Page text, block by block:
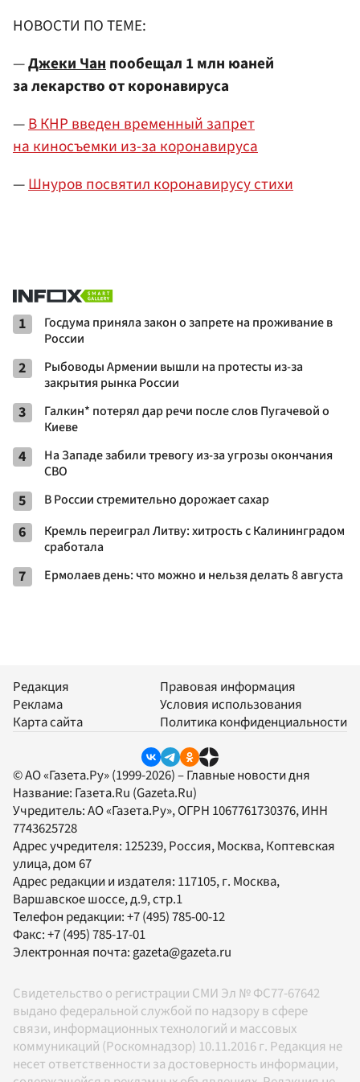
НОВОСТИ ПО ТЕМЕ:
—Джеки Чанпообещал 1 млн юаней
за лекарство от коронавируса
—В КНР введен временный запрет
на киносъемки из-за коронавируса
—Шнуров посвятил коронавирусу стихи
1
Госдума приняла закон о запрете на проживание в
России
2
Рыбоводы Армении вышли на протесты из-за
закрытия рынка России
3
Галкин* потерял дар речи после слов Пугачевой о
Киеве
4
На Западе забили тревогу из-за угрозы окончания
СВО
5 В России стремительно дорожает сахар
6
Кремль переиграл Литву: хитрость с Калининградом
сработала
7 Ермолаев день: что можно и нельзя делать 8 августа
Редакция
Реклама
Карта сайта
Правовая информация
Условия использования
Политика конфиденциальности
© АО «Газета.Ру» (1999-2026) – Главные новости дня
Название: Газета.Ru (Gazeta.Ru)
Учредитель:АО «Газета.Ру», ОГРН 1067761730376, ИНН
7743625728
Адрес учредителя: 125239, Россия, Москва, Коптевская
улица, дом 67
Адрес редакции и издателя: 117105, г. Москва,
Варшавское шоссе, д.9, стр.1
Телефон редакции:+7 (495) 785-00-12
Факс:+7 (495) 785-17-01
Электронная почта:gazeta@gazeta.ru
Свидетельство о регистрации СМИ Эл № ФС77-67642
выдано федеральной службой по надзору в сфере
связи, информационных технологий и массовых
коммуникаций (Роскомнадзор) 10.11.2016 г. Редакция не
несет ответственности за достоверность информации,